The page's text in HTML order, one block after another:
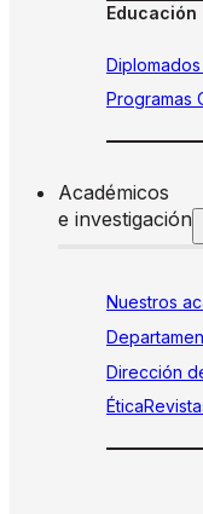
Educación
Programas
Académicos
e investigación
Nuestros
Dirección
Ética